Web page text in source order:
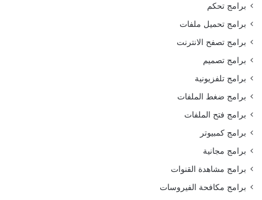
برامج تحكم
برامج تحميل ملفات
برامج تصفح الانترنت
برامج تصميم
برامج تلفزيونية
برامج ضغط الملفات
برامج فتح الملفات
برامج كمبيوتر
برامج مجانية
برامج مشاهدة القنوات
برامج مكافحة الفيروسات